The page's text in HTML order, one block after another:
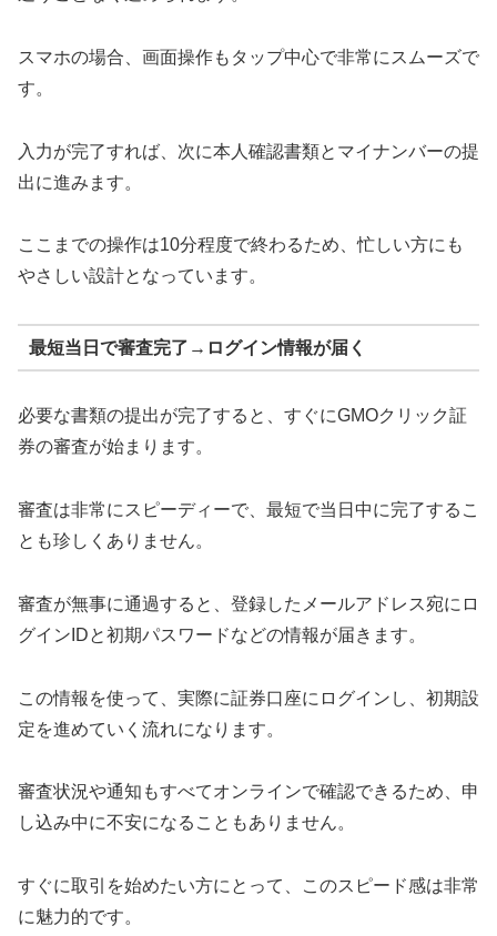
スマホの場合、画面操作もタップ中心で非常にスムーズで
す。
入力が完了すれば、次に本人確認書類とマイナンバーの提
出に進みます。
ここまでの操作は10分程度で終わるため、忙しい方にも
やさしい設計となっています。
最短当日で審査完了→ログイン情報が届く
必要な書類の提出が完了すると、すぐにGMOクリック証
券の審査が始まります。
審査は非常にスピーディーで、最短で当日中に完了するこ
とも珍しくありません。
審査が無事に通過すると、登録したメールアドレス宛にロ
グインIDと初期パスワードなどの情報が届きます。
この情報を使って、実際に証券口座にログインし、初期設
定を進めていく流れになります。
審査状況や通知もすべてオンラインで確認できるため、申
し込み中に不安になることもありません。
すぐに取引を始めたい方にとって、このスピード感は非常
に魅力的です。